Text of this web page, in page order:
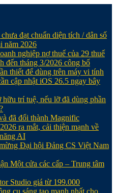
đạt chuẩn diện tích / dân số
năm 2026
nghiệp nợ thuế của 29 thuế
đến tháng 3/2026 công bố
thiết để dùng trên máy vi tính
cập nhật iOS 26.5 ngay bây
trí tuệ, nếu lỡ đã dùng phần
đã đổi thành Magnific
ra mắt, cải thiện mạnh về
AI
Đại hội Đảng CS Việt Nam
Một cửa các cấp – Trung tâm
Studio giá từ 199.000
cụ sáng tạo mạnh nhất cho